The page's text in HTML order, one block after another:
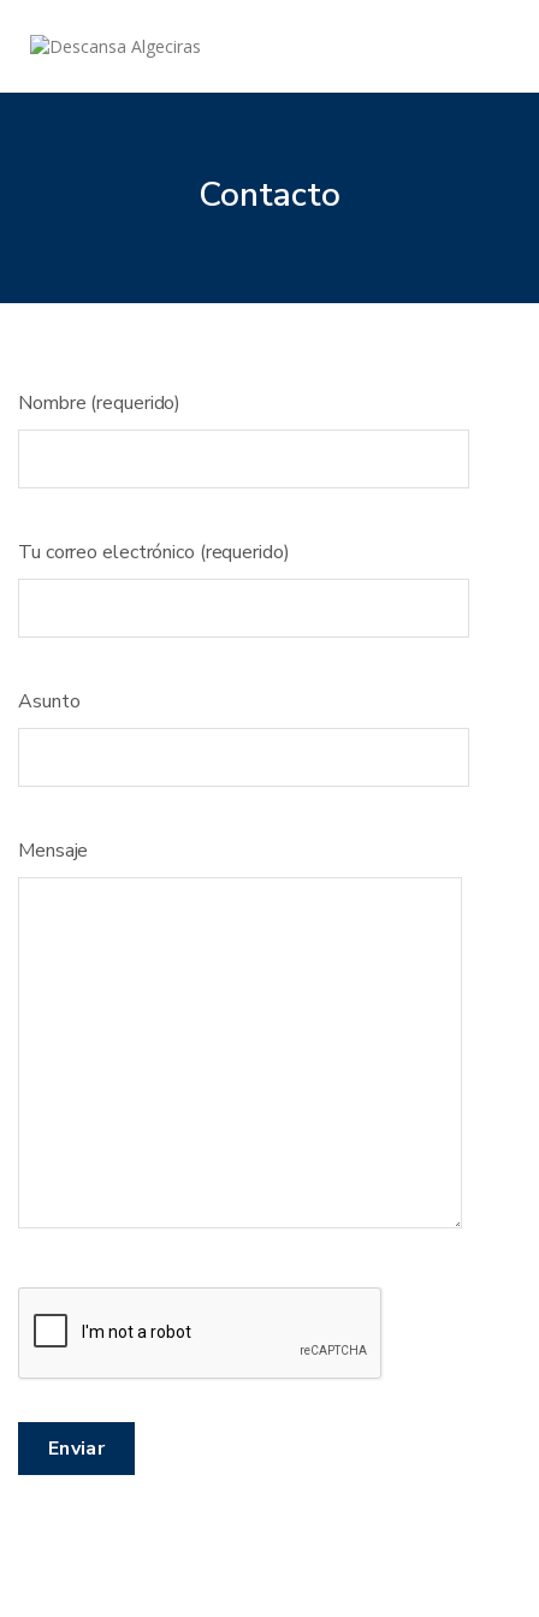
Contacto
Nombre (requerido)
Tu correo electrónico (requerido)
Asunto
Mensaje